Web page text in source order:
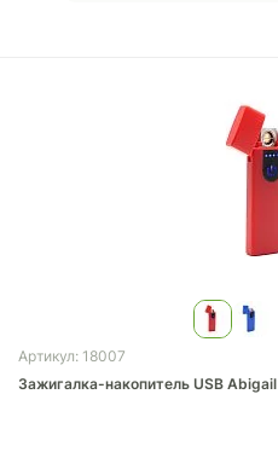
Артикул: 18007
Зажигалка-накопитель USB Abigail